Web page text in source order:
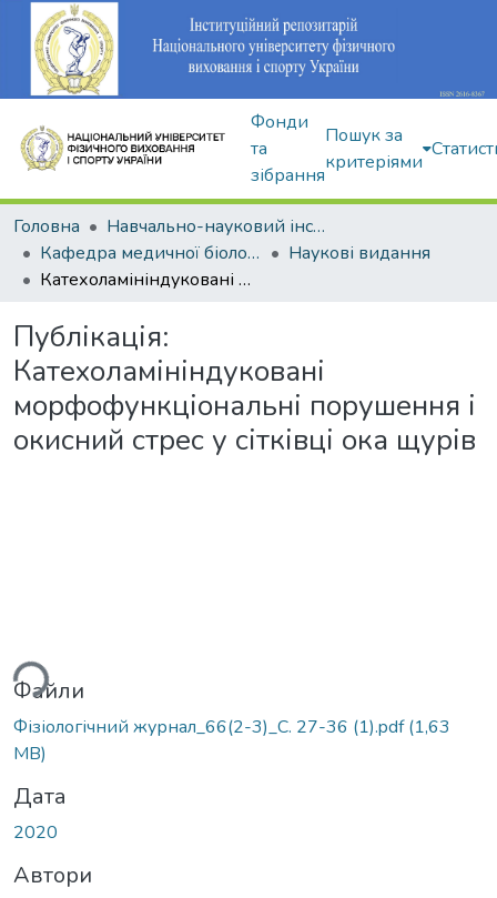
Фонди
та
зібрання
Пошук за
критеріями
Головна
Навчально-науковий інститут здоров'я, реабілітації та фізичного виховання
Кафедра медичної біології та спортивної дієтології
Наукові видання
Катехоламініндуковані морфофункціональні порушення і окисний стрес у сітківці ока щурів
Публікація:
Катехоламініндуковані
морфофункціональні порушення і
окисний стрес у сітківці ока щурів
Файли
Фізіологічний журнал_66(2-3)_С. 27-36 (1).pdf(1,63
MB)
Дата
2020
Автори